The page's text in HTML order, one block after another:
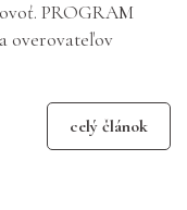
PROGRAM
overovateľov
celý článok